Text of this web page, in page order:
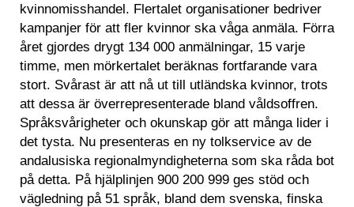
kvinnomisshandel. Flertalet organisationer bedriver
kampanjer för att fler kvinnor ska våga anmäla. Förra
året gjordes drygt 134 000 anmälningar, 15 varje
timme, men mörkertalet beräknas fortfarande vara
stort. Svårast är att nå ut till utländska kvinnor, trots
att dessa är överrepresenterade bland våldsoffren.
Språksvårigheter och okunskap gör att många lider i
det tysta. Nu presenteras en ny tolkservice av de
andalusiska regionalmyndigheterna som ska råda bot
på detta. På hjälplinjen 900 200 999 ges stöd och
vägledning på 51 språk, bland dem svenska, finska